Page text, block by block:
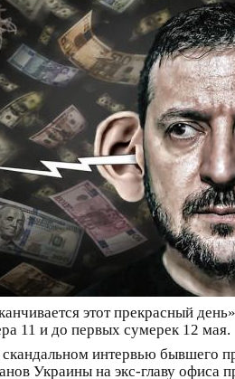
этот прекрасный
11 и до первых сумерек 12 мая.
скандальном интервью бывшего
Украины на экс-главу офиса